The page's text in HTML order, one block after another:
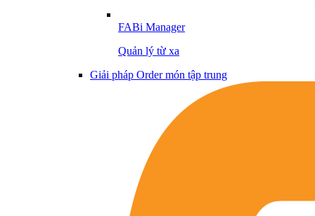
FABi Manager
Quản lý từ xa
Giải pháp Order món tập trung